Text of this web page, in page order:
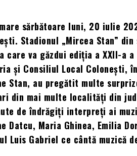
sărbătoare luni, 20 iulie
Stadionul „Mircea Stan”
care va găzdui ediția a XXII-a
și Consiliul Local Colonești,
Stan, au pregătit multe
din mai multe localități din
de îndrăgiți interpreți ai
Datcu, Maria Ghinea, Emilia
Luis Gabriel ce cântă muzică